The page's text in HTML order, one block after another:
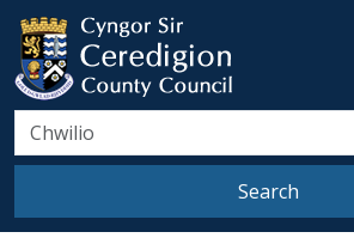
Skip to main content
Ceredigion County
Search
Search